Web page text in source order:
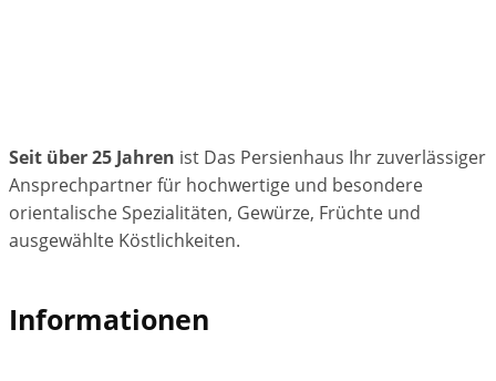
Seit über 25 Jahren ist Das Persienhaus Ihr zuverlässiger
Ansprechpartner für hochwertige und besondere
orientalische Spezialitäten, Gewürze, Früchte und
ausgewählte Köstlichkeiten.
Informationen